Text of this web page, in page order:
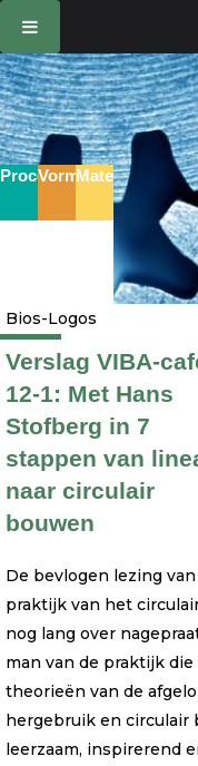
de
inhoud
ProcesVormMaterie
Bios-Logos
Verslag VIBA-
12-1: Met Hans
Stofberg in 7
stappen van
naar circulair
bouwen
De bevlogen lezing van
praktijk van het
nog lang over
man van de praktijk
theorieën van de
hergebruik en circulair
leerzaam, inspirerend